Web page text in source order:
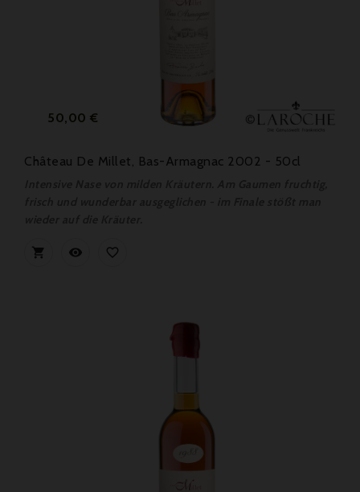
Preis
50,00 €
Château De Millet, Bas-Armagnac 2002 - 50cl
  